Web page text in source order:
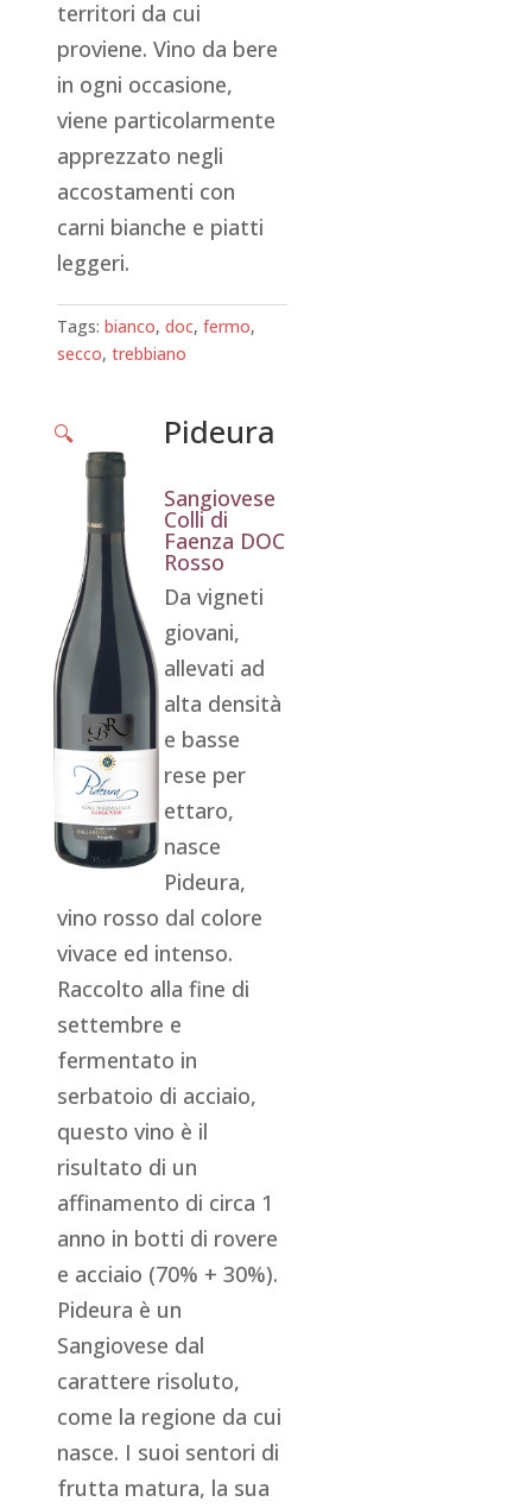
territori da cui
proviene. Vino da bere
in ogni occasione,
viene particolarmente
apprezzato negli
accostamenti con
carni bianche e piatti
leggeri.
Tags:bianco,doc,fermo,
secco,trebbiano
🔍 Pideura
Sangiovese
Colli di
Faenza DOC
Rosso
Da vigneti
giovani,
allevati ad
alta densità
e basse
rese per
ettaro,
nasce
Pideura,
vino rosso dal colore
vivace ed intenso.
Raccolto alla fine di
settembre e
fermentato in
serbatoio di acciaio,
questo vino è il
risultato di un
affinamento di circa 1
anno in botti di rovere
e acciaio (70% + 30%).
Pideura è un
Sangiovese dal
carattere risoluto,
come la regione da cui
nasce. I suoi sentori di
frutta matura, la sua